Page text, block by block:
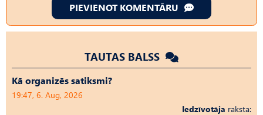
PIEVIENOT KOMENTĀRU
TAUTAS BALSS
Kā organizēs satiksmi?
19:47, 6. Aug, 2026
Iedzīvotāja raksta: